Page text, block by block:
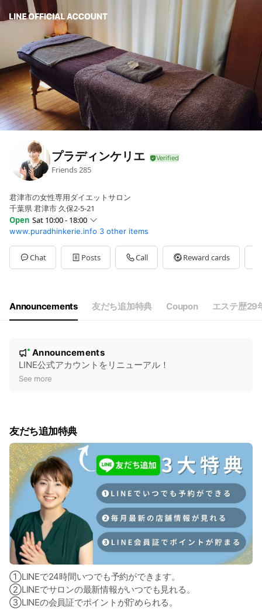
プラディンケリエ
Friends285
君津市の女性専用ダイエットサロン
千葉県 君津市 久保2-5-21
Open Sat 10:00 - 18:00
Sun10:00 - 18:00
Mon10:00 - 20:00
Tue10:00 - 20:00
Wed10:00 - 20:00
祝日：10:00～18:00 定休日：不定休
www.puradhinkerie.info 3 other items
Chat Posts Call Reward cards
Announcements 友だち追加特典 Coupon エステ歴29
e
New
Announcements
LINE公式アカウントをリニューアル！
See more
友だち追加特典
①LINEで24時間いつでも予約ができます。
②LINEでサロンの最新情報がいつでも見れる。
③LINEの会員証でポイントが貯められる。